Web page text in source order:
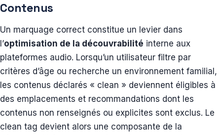
Contenus
Un marquage correct constitue un levier dans
l’optimisation de la découvrabilité interne aux
plateformes audio. Lorsqu’un utilisateur filtre par
critères d’âge ou recherche un environnement familial,
les contenus déclarés « clean » deviennent éligibles à
des emplacements et recommandations dont les
contenus non renseignés ou explicites sont exclus. Le
clean tag devient alors une composante de la